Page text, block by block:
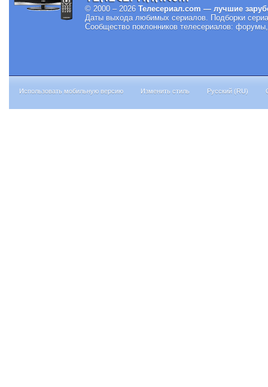
© 2000 – 2026 Телесериал.com — лучшие
Даты выхода любимых сериалов. Подборки
Сообщество поклонников телесериалов:
Использовать мобильную версию Изменить стиль Русский (RU)